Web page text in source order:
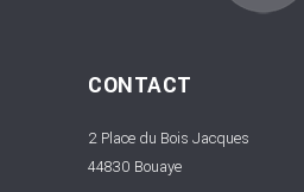
CONTACT
2 Place du Bois Jacques
44830 Bouaye